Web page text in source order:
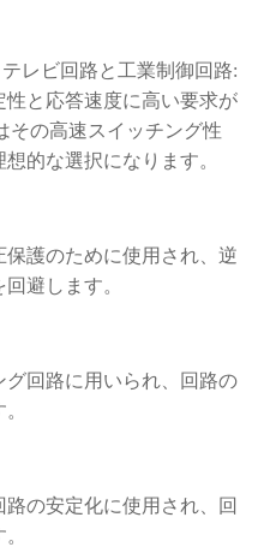
レビ回路と工業制御回路:
と応答速度に高い要求が
その高速スイッチング性
的な選択になります。
護のために使用され、逆
避します。
回路に用いられ、回路の
の安定化に使用され、回